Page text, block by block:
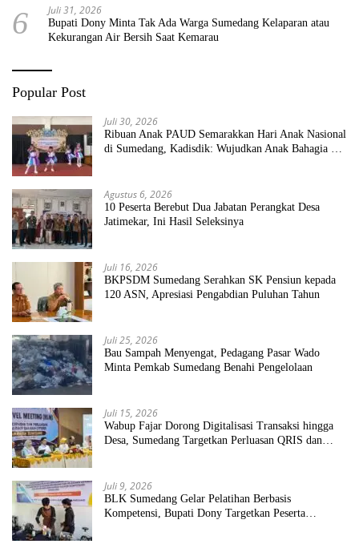
6 Juli 31, 2026
Bupati Dony Minta Tak Ada Warga Sumedang Kelaparan atau
Kekurangan Air Bersih Saat Kemarau
Popular Post
Juli 30, 2026
Ribuan Anak PAUD Semarakkan Hari Anak Nasional
di Sumedang, Kadisdik: Wujudkan Anak Bahagia dan
Agustus 6, 2026
10 Peserta Berebut Dua Jabatan Perangkat Desa
Jatimekar, Ini Hasil Seleksinya
Juli 16, 2026
BKPSDM Sumedang Serahkan SK Pensiun kepada
120 ASN, Apresiasi Pengabdian Puluhan Tahun
Juli 25, 2026
Bau Sampah Menyengat, Pedagang Pasar Wado
Minta Pemkab Sumedang Benahi Pengelolaan
Juli 15, 2026
Wabup Fajar Dorong Digitalisasi Transaksi hingga
Desa, Sumedang Targetkan Perluasan QRIS dan
Juli 9, 2026
BLK Sumedang Gelar Pelatihan Berbasis
Kompetensi, Bupati Dony Targetkan Peserta